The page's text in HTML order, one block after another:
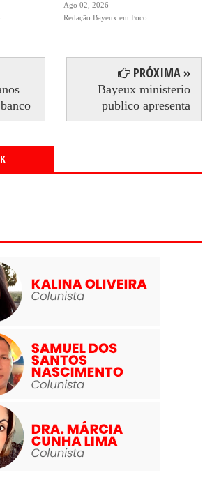
Ago 02, 2026 -
Redação Bayeux em Foco
PRÓXIMA »
Bayeux ministerio
publico apresenta